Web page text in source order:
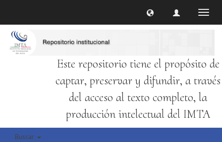
Este repositorio tiene el propósito de
captar, preservar y difundir, a través
del acceso al texto completo, la
producción intelectual del IMTA
Buscar